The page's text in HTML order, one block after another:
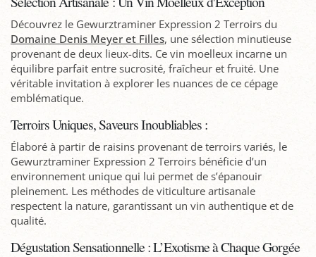
Découvrez le Gewurztraminer Expression 2 Terroirs du
Domaine Denis Meyer et Filles, une sélection minutieuse
provenant de deux lieux-dits. Ce vin moelleux incarne un
équilibre parfait entre sucrosité, fraîcheur et fruité. Une
véritable invitation à explorer les nuances de ce cépage
emblématique.
Terroirs Uniques, Saveurs Inoubliables :
Élaboré à partir de raisins provenant de terroirs variés, le
Gewurztraminer Expression 2 Terroirs bénéficie d’un
environnement unique qui lui permet de s’épanouir
pleinement. Les méthodes de viticulture artisanale
respectent la nature, garantissant un vin authentique et de
qualité.
Dégustation Sensationnelle : L’Exotisme à Chaque Gorgée